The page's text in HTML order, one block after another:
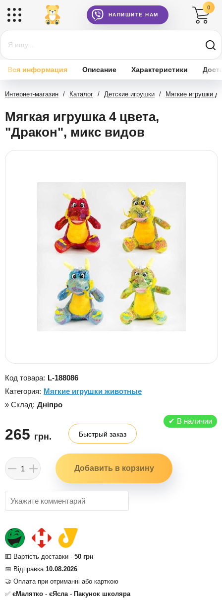
НАПИШИТЕ НАМ
0
Вся информация Описание Характеристики
Интернет-магазин / Каталог / Детские игрушки / Мягкие игрушки
Мягкая игрушка 4 цвета,
"Дракон", микс видов
Код товара: L-188086
Категория: Мягкие игрушки животные
» Склад: Дніпро
✔ В наличии
265 грн. Быстрый заказ
💵 Вартість доставки - 50 грн
📅 Відправка 10.08.2026
🤝 Оплата при отриманні або карткою
✅ єМалятко - єЯсла- Пакунок школяра